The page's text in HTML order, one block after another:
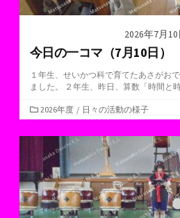
2026年7月10
今日の一コマ（7月10日）
１年生、せいかつ科で育てたあさがお
ました。 ２年生、昨日、算数「時間と
カ
テ
ゴ
ー
2026年度 / 日々の活動の様子